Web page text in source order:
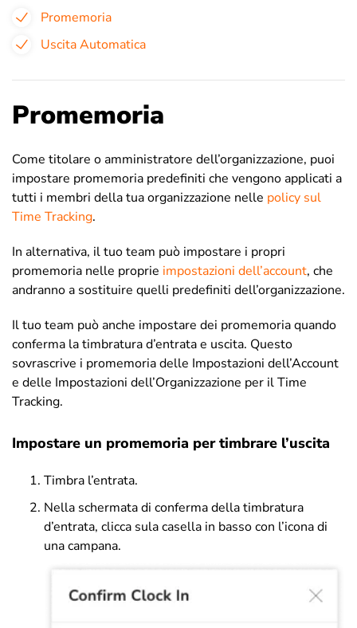
Promemoria
Uscita Automatica
Promemoria
Come titolare o amministratore dell’organizzazione, puoi
impostare promemoria predefiniti che vengono applicati a
tutti i membri della tua organizzazione nelle policy sul
Time Tracking.
In alternativa, il tuo team può impostare i propri
promemoria nelle proprie impostazioni dell’account, che
andranno a sostituire quelli predefiniti dell’organizzazione.
Il tuo team può anche impostare dei promemoria quando
conferma la timbratura d’entrata e uscita. Questo
sovrascrive i promemoria delle Impostazioni dell’Account
e delle Impostazioni dell’Organizzazione per il Time
Tracking.
Impostare un promemoria per timbrare l’uscita
Timbra l’entrata.
Nella schermata di conferma della timbratura
d’entrata, clicca sula casella in basso con l’icona di
una campana.